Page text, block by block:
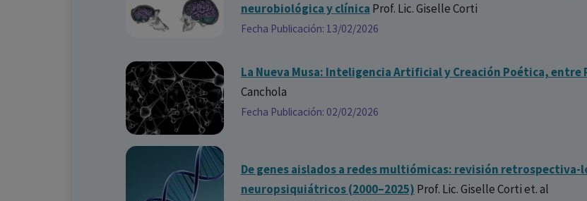
neurobiológica y clínica Prof. Lic. Giselle Corti
Fecha Publicación: 13/02/2026
La Nueva Musa: Inteligencia Artificial y Creación Poética, entre
Canchola
Fecha Publicación: 02/02/2026
De genes aislados a redes multiómicas: revisión
neuropsiquiátricos (2000–2025) Prof. Lic. Giselle Cortiet. al